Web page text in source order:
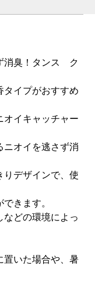
消臭！タンス ク
タイプがおすすめ
オイキャッチャー
ニオイを逃さず消
りデザインで、使
きます。
などの環境によっ
置いた場合や、暑